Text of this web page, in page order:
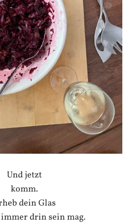
Und jetzt
komm.
dein Glas
immer drin sein mag.